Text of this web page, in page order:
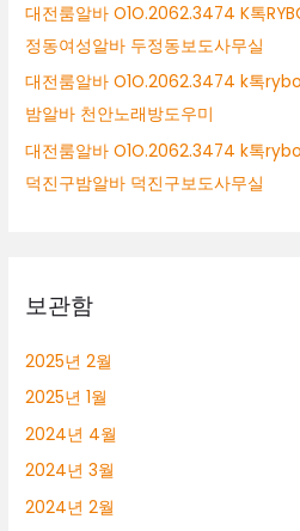
대전룸알바 O1O.2062.3474 K톡
정동여성알바 두정동보도사무실
대전룸알바 O1O.2062.3474 k톡
밤알바 천안노래방도우미
대전룸알바 O1O.2062.3474 k톡
덕진구밤알바 덕진구보도사무실
보관함
2025년 2월
2025년 1월
2024년 4월
2024년 3월
2024년 2월